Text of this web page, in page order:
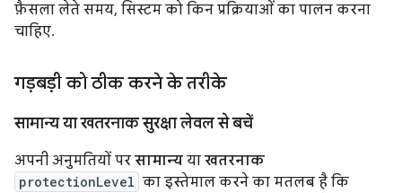
फ़ैसला लेते समय, सिस्टम को किन प्रक्रियाओं का पालन करना
चाहिए.
गड़बड़ी को ठीक करने के तरीके
सामान्य या खतरनाक सुरक्षा लेवल से बचें
अपनी अनुमतियों पर सामान्य या खतरनाक
protectionLevel का इस्तेमाल करने का मतलब है कि